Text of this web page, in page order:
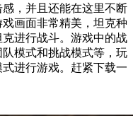
，并且还能在这里不断
画面非常精美，坦克种
进行战斗。游戏中的战
模式和挑战模式等，玩
进行游戏。赶紧下载一